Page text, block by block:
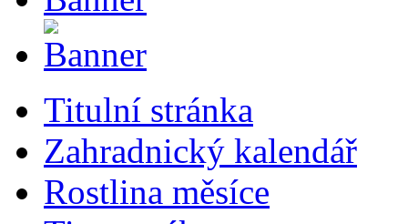
Titulní stránka
Zahradnický kalendář
Rostlina měsíce